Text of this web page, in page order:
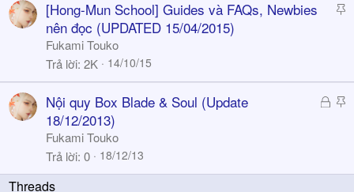
S
k
y
[Hong-Mun School] Guides và FAQs, Newbies
nên đọc (UPDATED 15/04/2015)
Fukami Touko
Trả lời 2K 14/10/15
Đ
ó
S
k
Nội quy Box Blade & Soul (Update
18/12/2013)
Fukami Touko
Trả lời 0 18/12/13